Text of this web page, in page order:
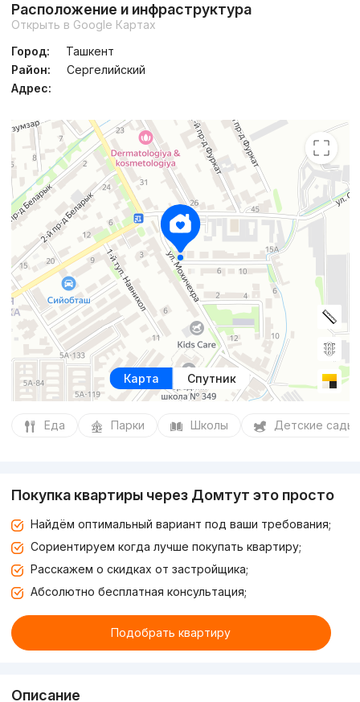
Расположение и инфраструктура
Открыть в Google Картах
Город:
Ташкент
Район:
Сергелийский
Адрес:
Карта Спутник
Еда Парки Школы Детские сады
Покупка квартиры через Домтут это просто
Найдём оптимальный вариант под ваши требования;
Сориентируем когда лучше покупать квартиру;
Расскажем о скидках от застройщика;
Абсолютно бесплатная консультация;
Подобрать квартиру
Описание